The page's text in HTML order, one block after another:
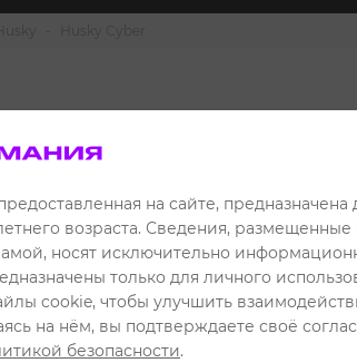
на сайте, предназначена
возраста. Сведения, размещенные
носят исключительно
только для личного
cookie, чтобы улучшить
на нём, вы подтверждаете своё
безопасности.